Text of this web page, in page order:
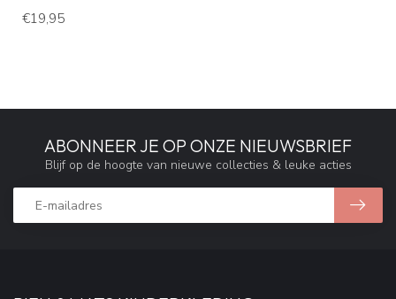
€19,95
ABONNEER JE OP ONZE NIEUWSBRIEF
Blijf op de hoogte van nieuwe collecties & leuke acties